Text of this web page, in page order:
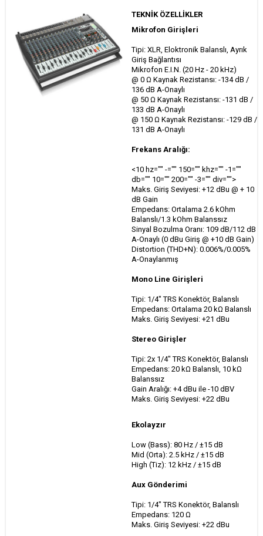
TEKNİK ÖZELLİKLER
Mikrofon Girişleri
Tipi: XLR, Eloktronik Balanslı, Ayrık
Giriş Bağlantısı
Mikrofon E.I.N. (20 Hz - 20 kHz)
@ 0 Ω Kaynak Rezistansı: -134 dB /
136 dB A-Onaylı
@ 50 Ω Kaynak Rezistansı: -131 dB /
133 dB A-Onaylı
@ 150 Ω Kaynak Rezistansı: -129 dB /
131 dB A-Onaylı
Frekans Aralığı:
<10 hz="" -="" 150="" khz="" -1=""
db="" 10="" 200="" -3="" div="">
Maks. Giriş Seviyesi: +12 dBu @ + 10
dB Gain
Empedans: Ortalama 2.6 kOhm
Balanslı/1.3 kOhm Balanssız
Sinyal Bozulma Oranı: 109 dB/112 dB
A-Onaylı (0 dBu Giriş @ +10 dB Gain)
Distortion (THD+N): 0.006%/0.005%
A-Onaylanmış
Mono Line Girişleri
Tipi: 1/4" TRS Konektör, Balanslı
Empedans: Ortalama 20 kΩ Balanslı
Maks. Giriş Seviyesi: +21 dBu
Stereo Girişler
Tipi: 2x 1/4" TRS Konektör, Balanslı
Empedans: 20 kΩ Balanslı, 10 kΩ
Balanssız
Gain Aralığı: +4 dBu ile -10 dBV
Maks. Giriş Seviyesi: +22 dBu
Ekolayzır
Low (Bass): 80 Hz / ±15 dB
Mid (Orta): 2.5 kHz / ±15 dB
High (Tiz): 12 kHz / ±15 dB
Aux Gönderimi
Tipi: 1/4" TRS Konektör, Balanslı
Empedans: 120 Ω
Maks. Giriş Seviyesi: +22 dBu